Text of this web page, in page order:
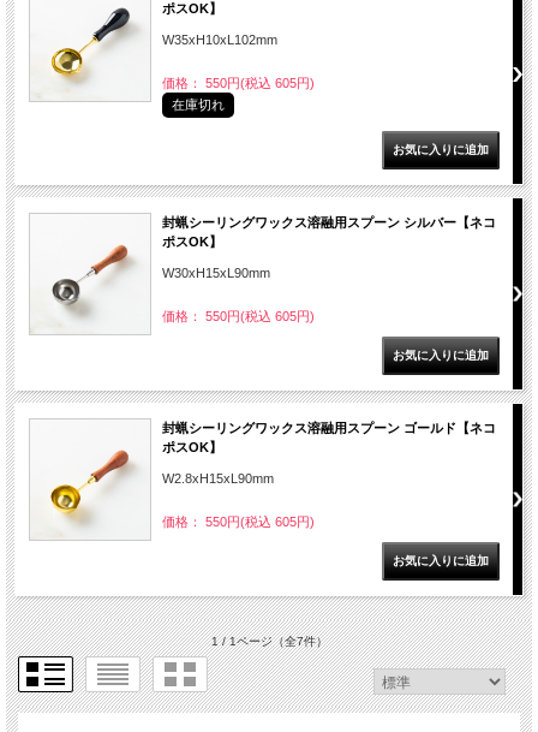
ポスOK】
W35xH10xL102mm
価格： 550円(税込 605円)
在庫切れ
封蝋シーリングワックス溶融用スプーン シルバー【ネコ
ポスOK】
W30xH15xL90mm
価格： 550円(税込 605円)
封蝋シーリングワックス溶融用スプーン ゴールド【ネコ
ポスOK】
W2.8xH15xL90mm
価格： 550円(税込 605円)
1 / 1ページ（全7件）